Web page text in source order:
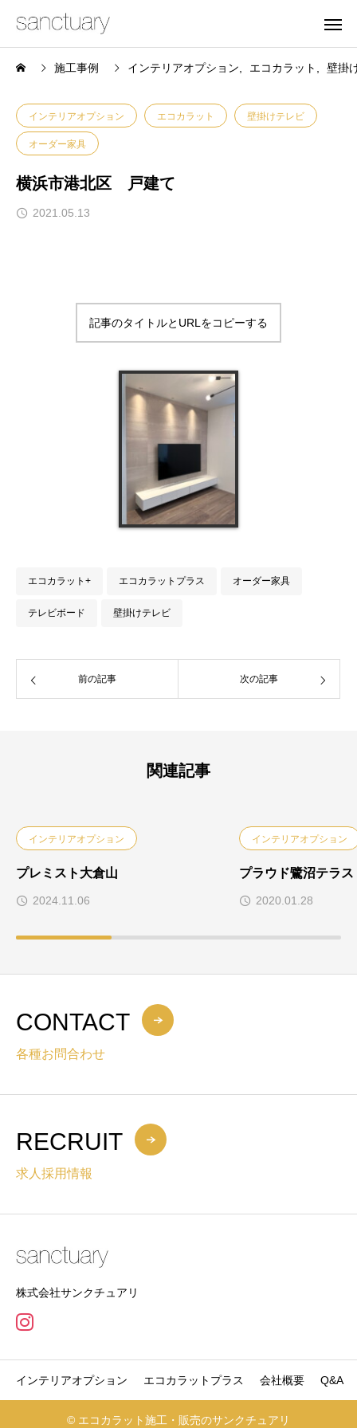
施工事例 インテリアオプション エコカラット 壁掛
インテリアオプション エコカラット 壁掛けテレビ
オーダー家具
横浜市港北区 戸建て
2021.05.13
記事のタイトルとURLをコピーする
エコカラット+ エコカラットプラス オーダー家具
テレビボード 壁掛けテレビ
前の記事 次の記事
関連記事
インテリアオプション
プレミスト大倉山
2024.11.06
インテリアオプション
プラウド鷺沼テラス
2020.01.28
CONTACT
各種お問合わせ
RECRUIT
求人採用情報
株式会社サンクチュアリ
インテリアオプション エコカラットプラス 会社概要 Q&A
© エコカラット施工・販売のサンクチュアリ